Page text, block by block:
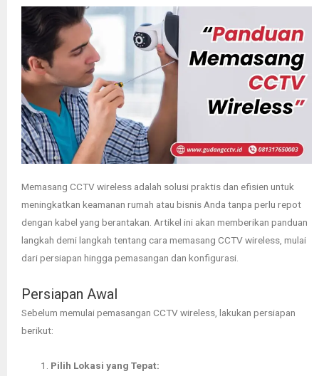
Memasang CCTV wireless adalah solusi praktis dan efisien untuk
meningkatkan keamanan rumah atau bisnis Anda tanpa perlu repot
dengan kabel yang berantakan. Artikel ini akan memberikan panduan
langkah demi langkah tentang cara memasang CCTV wireless, mulai
dari persiapan hingga pemasangan dan konfigurasi.
Persiapan Awal
Sebelum memulai pemasangan CCTV wireless, lakukan persiapan
berikut:
Pilih Lokasi yang Tepat: